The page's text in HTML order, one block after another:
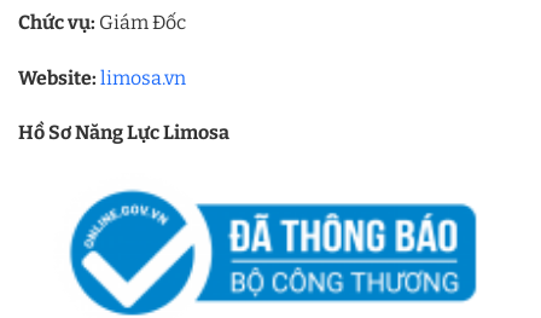
Chức vụ: Giám Đốc
Website: limosa.vn
Hồ Sơ Năng Lực Limosa